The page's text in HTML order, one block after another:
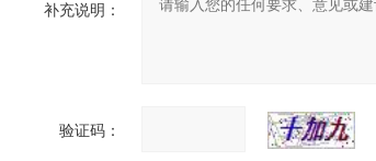
补充说明：
验证码：